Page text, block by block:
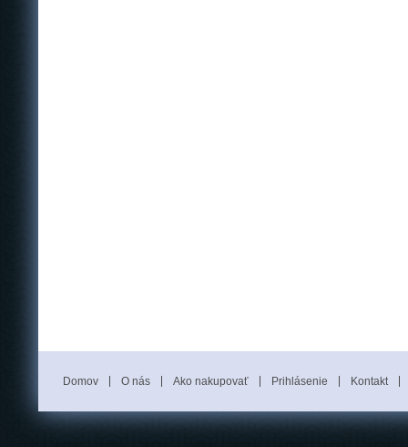
Domov O nás Ako nakupovať Prihlásenie Kontakt